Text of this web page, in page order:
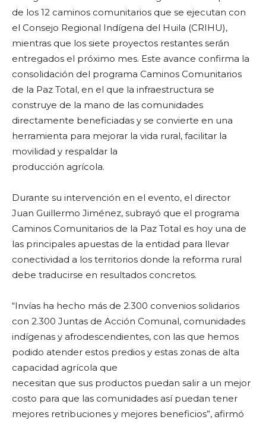
de los 12 caminos comunitarios que se ejecutan con
el Consejo Regional Indígena del Huila (CRIHU),
mientras que los siete proyectos restantes serán
entregados el próximo mes. Este avance confirma la
consolidación del programa Caminos Comunitarios
de la Paz Total, en el que la infraestructura se
construye de la mano de las comunidades
directamente beneficiadas y se convierte en una
herramienta para mejorar la vida rural, facilitar la
movilidad y respaldar la
producción agrícola.
Durante su intervención en el evento, el director
Juan Guillermo Jiménez, subrayó que el programa
Caminos Comunitarios de la Paz Total es hoy una de
las principales apuestas de la entidad para llevar
conectividad a los territorios donde la reforma rural
debe traducirse en resultados concretos.
“Invías ha hecho más de 2.300 convenios solidarios
con 2.300 Juntas de Acción Comunal, comunidades
indígenas y afrodescendientes, con las que hemos
podido atender estos predios y estas zonas de alta
capacidad agrícola que
necesitan que sus productos puedan salir a un mejor
costo para que las comunidades así puedan tener
mejores retribuciones y mejores beneficios”, afirmó